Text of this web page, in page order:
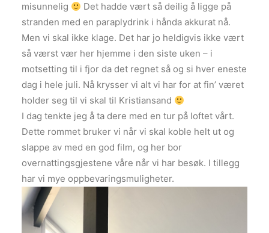
misunnelig
Det hadde vært så deilig å ligge på
stranden med en paraplydrink i hånda akkurat nå.
Men vi skal ikke klage. Det har jo heldigvis ikke vært
så værst vær her hjemme i den siste uken – i
motsetting til i fjor da det regnet så og si hver eneste
dag i hele juli. Nå krysser vi alt vi har for at fin’ været
holder seg til vi skal til Kristiansand
I dag tenkte jeg å ta dere med en tur på loftet vårt.
Dette rommet bruker vi når vi skal koble helt ut og
slappe av med en god film, og her bor
overnattingsgjestene våre når vi har besøk. I tillegg
har vi mye oppbevaringsmuligheter.